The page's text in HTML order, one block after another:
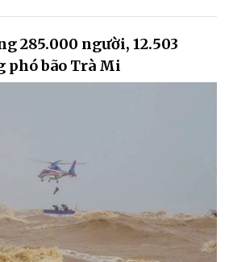
285.000 người, 12.503
phó bão Trà Mi